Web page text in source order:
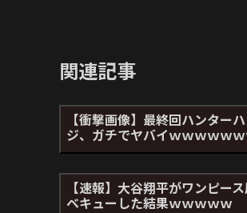
関連記事
【衝撃画像】最終回ハンター
ジ、ガチでヤバイｗｗｗｗｗ
【速報】大谷翔平がワンピー
ベキューした結果ｗｗｗｗｗ